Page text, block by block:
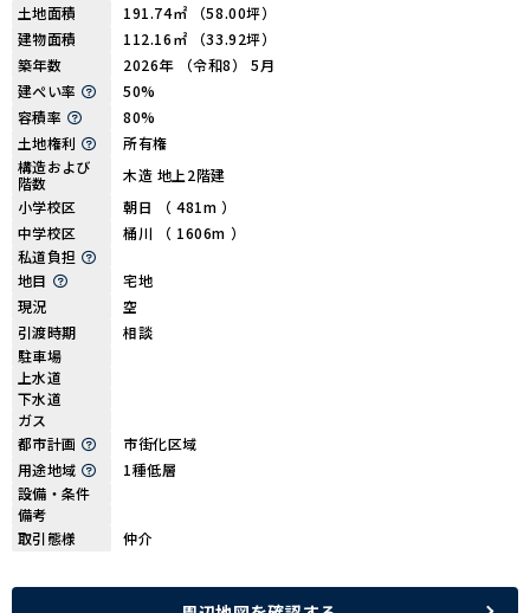
土地面積
191.74㎡ （58.00坪）
建物面積
112.16㎡ （33.92坪）
築年数
2026年 （令和8） 5月
建ぺい率
50%
容積率
80%
土地権利
所有権
構造および
階数
木造 地上2階建
小学校区
朝日 （ 481m ）
中学校区
桶川 （ 1606m ）
私道負担
地目
宅地
現況
空
引渡時期
相談
駐車場
上水道
下水道
ガス
都市計画
市街化区域
用途地域
1種低層
設備・条件
備考
取引態様
仲介